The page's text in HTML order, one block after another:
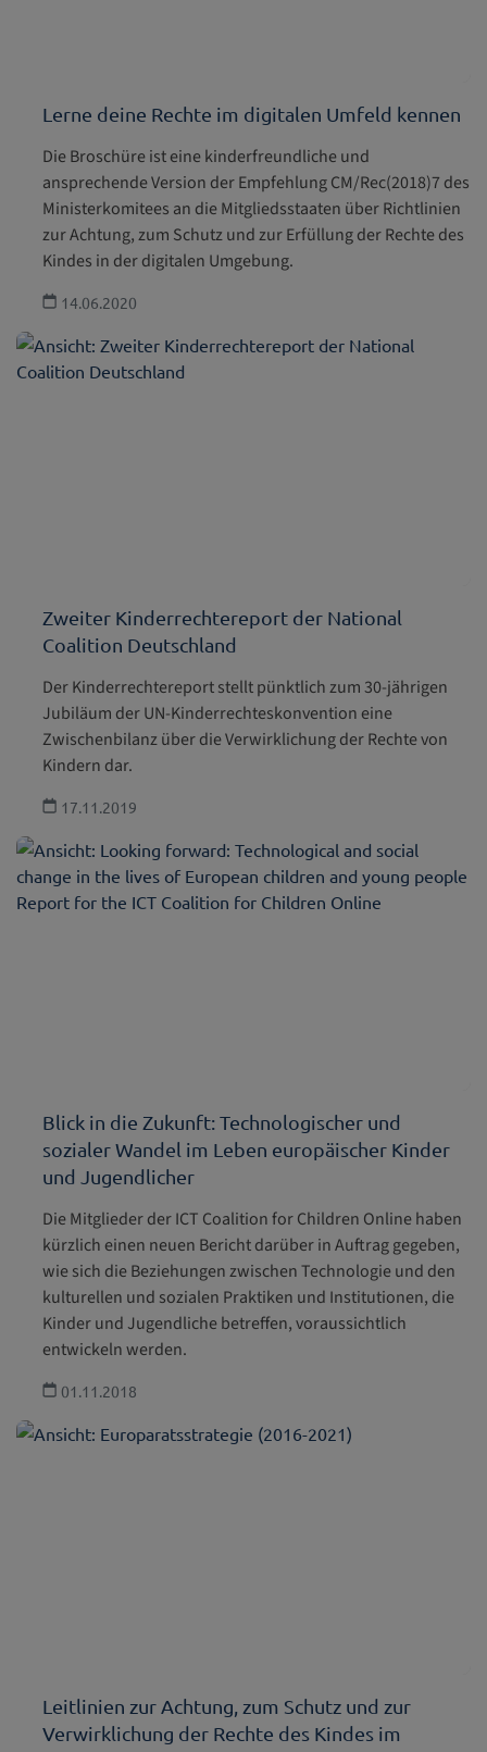
Lerne deine Rechte im digitalen Umfeld kennen
Die Broschüre ist eine kinderfreundliche und
ansprechende Version der Empfehlung CM/Rec(2018)7 des
Ministerkomitees an die Mitgliedsstaaten über Richtlinien
zur Achtung, zum Schutz und zur Erfüllung der Rechte des
Kindes in der digitalen Umgebung.
14.06.2020
Zweiter Kinderrechtereport der National
Coalition Deutschland
Der Kinderrechtereport stellt pünktlich zum 30-jährigen
Jubiläum der UN-Kinderrechteskonvention eine
Zwischenbilanz über die Verwirklichung der Rechte von
Kindern dar.
17.11.2019
Blick in die Zukunft: Technologischer und
sozialer Wandel im Leben europäischer Kinder
und Jugendlicher
Die Mitglieder der ICT Coalition for Children Online haben
kürzlich einen neuen Bericht darüber in Auftrag gegeben,
wie sich die Beziehungen zwischen Technologie und den
kulturellen und sozialen Praktiken und Institutionen, die
Kinder und Jugendliche betreffen, voraussichtlich
entwickeln werden.
01.11.2018
Leitlinien zur Achtung, zum Schutz und zur
Verwirklichung der Rechte des Kindes im